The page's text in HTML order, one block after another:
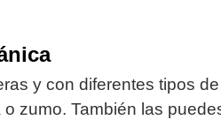
y con diferentes tipos de
zumo. También las